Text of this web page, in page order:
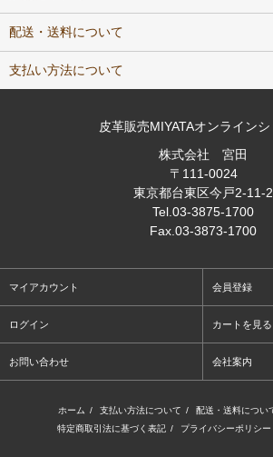
配送・送料について
支払い方法について
皮革販売MIYATAオンライン
株式会社 宮田
〒111-0024
東京都台東区今戸2-11-2
Tel .03-3875-1700
Fax .03-3873-1700
マイアカウント 会員登録
ログイン カートを見る
お問い合わせ 会社案内
ホーム / 支払い方法について / 配送・送料につい
特定商取引法に基づく表記 / プライバシーポリシー